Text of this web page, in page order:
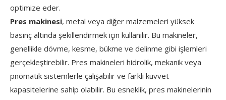
optimize eder.
Pres makinesi, metal veya diğer malzemeleri yüksek
basınç altında şekillendirmek için kullanılır. Bu makineler,
genellikle dövme, kesme, bükme ve delinme gibi işlemleri
gerçekleştirebilir. Pres makineleri hidrolik, mekanik veya
pnömatik sistemlerle çalışabilir ve farklı kuvvet
kapasitelerine sahip olabilir. Bu esneklik, pres makinelerinin